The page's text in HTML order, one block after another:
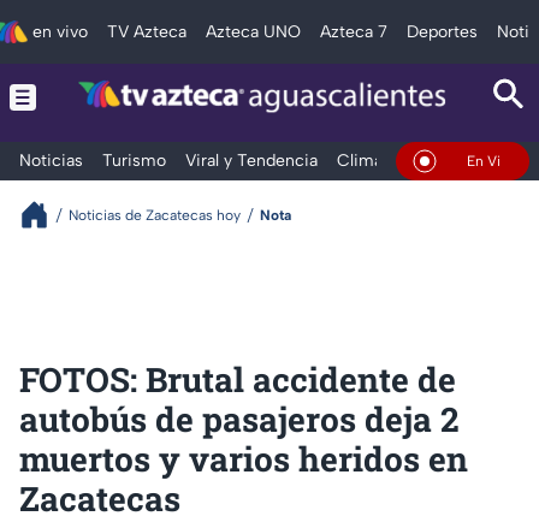
en vivo TV Azteca Azteca UNO Azteca 7 Deportes
Noticias Turismo Viral y Tendencia Clima DeportesEn Vivo
Noticias de Zacatecas hoy Nota
FOTOS: Brutal accidente de
autobús de pasajeros deja 2
muertos y varios heridos en
Zacatecas